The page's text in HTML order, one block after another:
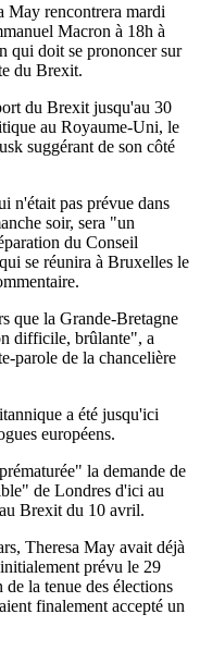
May rencontrera mardi
Macron à 18h à
qui doit se prononcer sur
du Brexit.
du Brexit jusqu'au 30
au Royaume-Uni, le
suggérant de son côté
n'était pas prévue dans
soir, sera "un
du Conseil
se réunira à Bruxelles le
que la Grande-Bretagne
difficile, brûlante", a
parole de la chancelière
a été jusqu'ici
européens.
la demande de
de Londres d'ici au
Brexit du 10 avril.
Theresa May avait déjà
prévu le 29
la tenue des élections
finalement accepté un